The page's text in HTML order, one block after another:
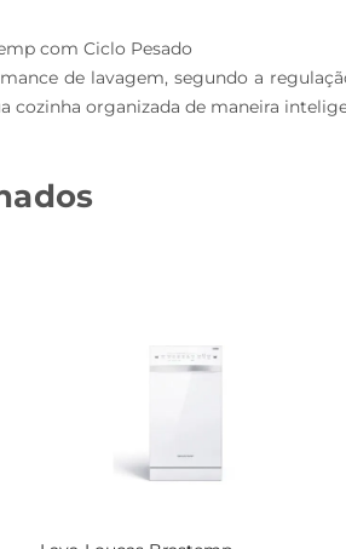
com Ciclo Pesado
de lavagem, segundo a
cozinha organizada de maneira